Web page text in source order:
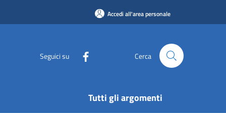
Accedi all'area personale
Seguici su Cerca
Tutti gli argomenti